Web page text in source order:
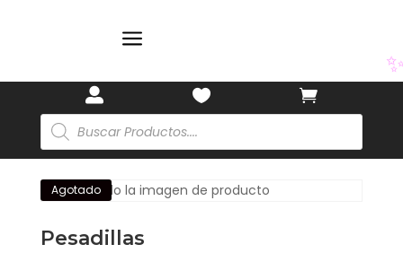
a
 

Búsqueda
de
productos
Agotado
Pesadillas